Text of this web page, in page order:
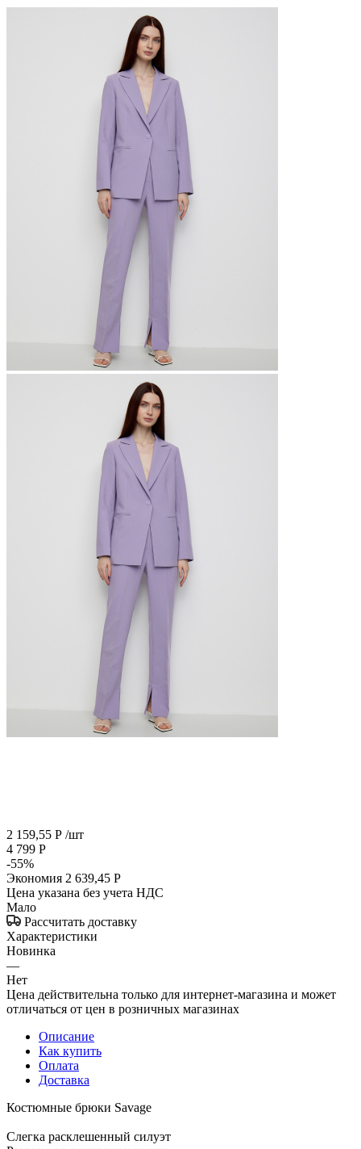
2 159,55 Р /шт
4 799 Р
-55%
Экономия 2 639,45 Р
Цена указана без учета НДС
Мало
Рассчитать доставку
Характеристики
Новинка
—
Нет
Цена действительна только для интернет-магазина и может
отличаться от цен в розничных магазинах
Описание
Как купить
Оплата
Доставка
Костюмные брюки Savage
Слегка расклешенный силуэт